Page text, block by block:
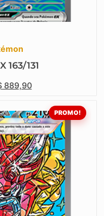
163/131
889,90
PROMO!